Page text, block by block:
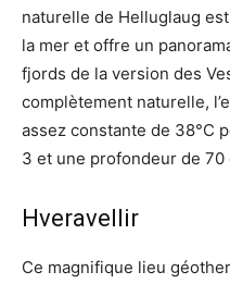
naturelle de Helluglaug
la mer et offre un
fjords de la version des
complètement naturelle,
assez constante de 38°C
3 et une profondeur de 70
Hveravellir
Ce magnifique lieu